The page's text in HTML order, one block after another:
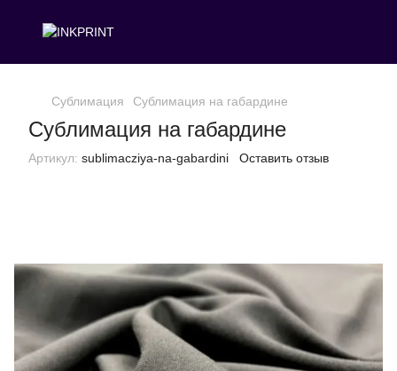
Сублимация Сублимация на габардине
Сублимация на габардине
Артикул: sublimacziya-na-gabardini Оставить отзыв